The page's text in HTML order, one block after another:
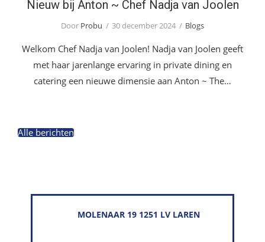
Nieuw bij Anton ~ Chef Nadja van Joolen
Door Probu 30 december 2024 Blogs
Welkom Chef Nadja van Joolen! Nadja van Joolen geeft
met haar jarenlange ervaring in private dining en
catering een nieuwe dimensie aan Anton ~ The…
Alle berichten
MOLENAAR 19 1251 LV LAREN